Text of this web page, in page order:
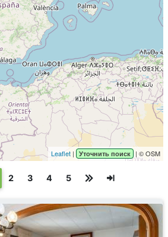
Leaflet | Уточнить поиск | © OSM
2 3 4 5